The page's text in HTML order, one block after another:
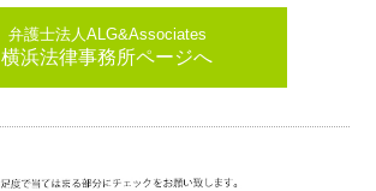
弁護士法人ALG&Associates
横浜法律事務所ページへ